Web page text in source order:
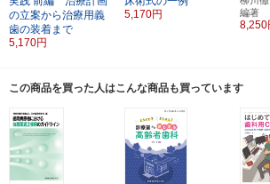
の立案から治療用義
歯の装着まで
5,170円
5,170円
編著
8,250
この商品を買った人はこんな商品も買っています